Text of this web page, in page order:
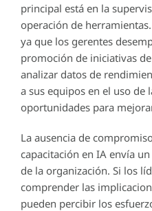
principal está en la
operación de
ya que los gerentes
promoción de iniciativas
analizar datos de
a sus equipos en el uso
oportunidades para
La ausencia de
capacitación en IA envía
de la organización. Si los
comprender las
pueden percibir los